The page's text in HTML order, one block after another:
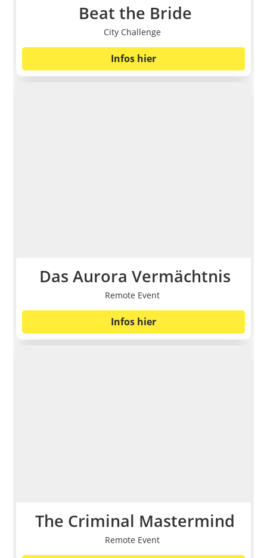
Beat the Bride
City Challenge
Infos hier
Das Aurora Vermächtnis
Remote Event
Infos hier
The Criminal Mastermind
Remote Event